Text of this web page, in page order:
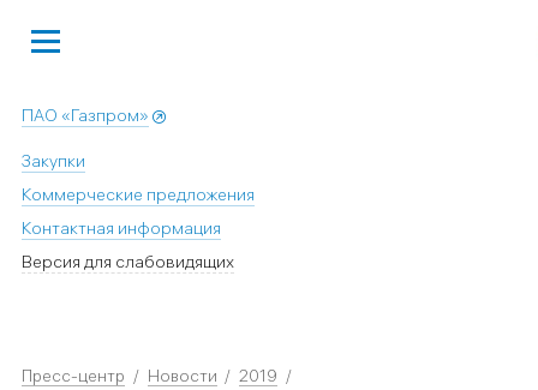
ПАО «Газпром»
Закупки
Коммерческие предложения
Контактная информация
Версия для слабовидящих
Пресс-центр Новости 2019